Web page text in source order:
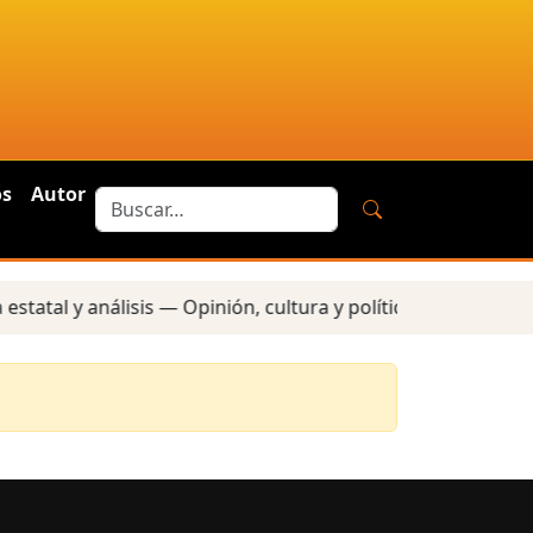
Autor
y análisis — Opinión, cultura y política —